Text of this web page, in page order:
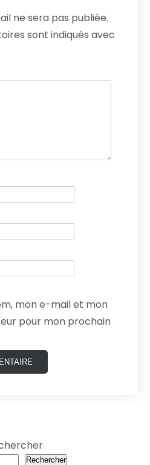
ne sera pas publiée.
sont indiqués avec
mon e-mail et mon
pour mon prochain
Rechercher